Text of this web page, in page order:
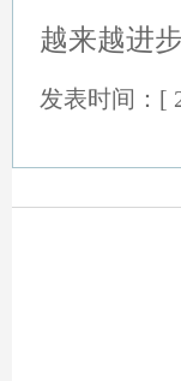
越来越进步
发表时间：[